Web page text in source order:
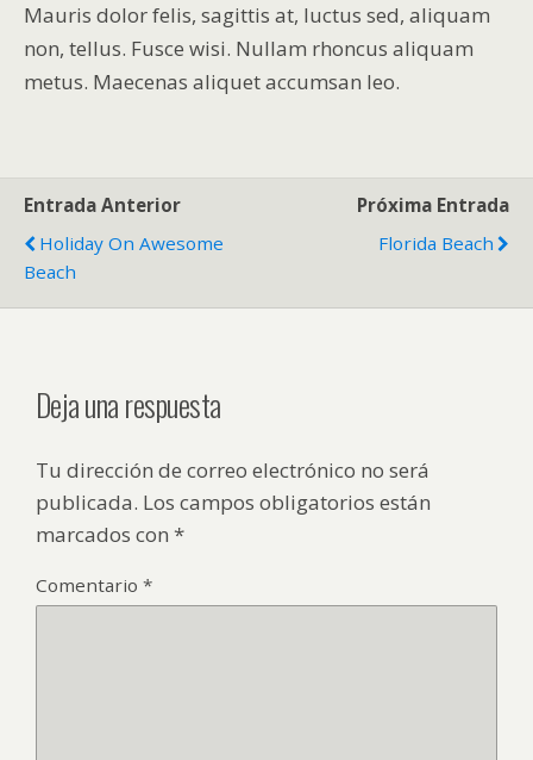
Mauris dolor felis, sagittis at, luctus sed, aliquam
non, tellus. Fusce wisi. Nullam rhoncus aliquam
metus. Maecenas aliquet accumsan leo.
Entrada Anterior
Holiday On Awesome
Beach
Próxima Entrada
Florida Beach
Deja una respuesta
Tu dirección de correo electrónico no será
publicada. Los campos obligatorios están
marcados con *
Comentario *